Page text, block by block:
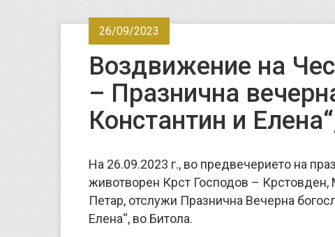
26/09/2023
Воздвижение на
– Празнична
Константин и
На 26.09.2023 г., во предвечерието на
животворен Крст Господов – Крстовден,
Петар, отслужи Празнична Вечерна
Елена“, во Битола.